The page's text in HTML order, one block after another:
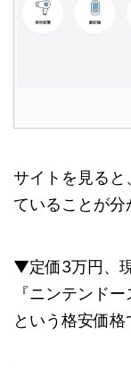
サイトを見る
ていることが分
▼定価3万円、
『ニンテンド
という格安価格